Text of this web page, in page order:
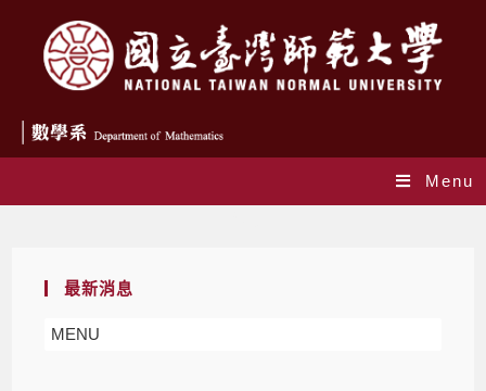
Menu
最新消息
MENU